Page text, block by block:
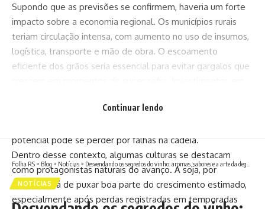
Supondo que as previsões se confirmem, haveria um forte
impacto sobre a economia regional. Os municípios rurais
teriam circulação intensa, com aumento no uso de insumos,
logística, transporte e mão de obra. O escoamento
eficiente dos grãos seria essencial para evitar gargalos que
estratégico para converter estimativas promissoras em
potencial pode se perder por falhas na cadeia.
Dentro desse contexto, algumas culturas se destacam
como protagonistas naturais do avanço. A soja, por
exemplo, há de puxar boa parte do crescimento estimado,
especialmente após perdas registradas em temporadas
Continuar lendo
Folha RS > Blog > Notícias > Desvendando os segredos do vinho: aromas, sabores e a arte da degustação
NOTÍCIAS